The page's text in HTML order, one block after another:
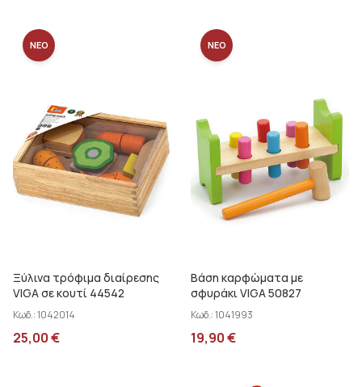
ΝΕΟ
Ξύλινα τρόφιμα διαίρεσης
VIGA σε κουτί 44542
Κωδ.:1042014
25,00€
ΝΕΟ
Βάση καρφώματα με
σφυράκι VIGA 50827
Κωδ.:1041993
19,90€